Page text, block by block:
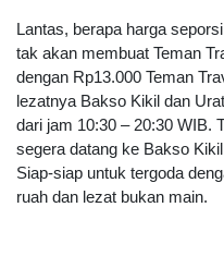
Lantas, berapa harga
tak akan membuat Teman
dengan Rp13.000 Teman
lezatnya Bakso Kikil dan
dari jam 10:30 – 20:30 WIB.
segera datang ke Bakso
Siap-siap untuk tergoda
ruah dan lezat bukan main.